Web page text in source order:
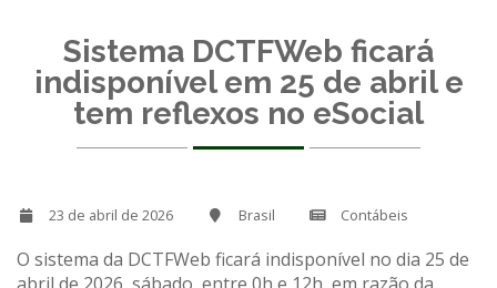
Sistema DCTFWeb ficará
indisponível em 25 de abril e
tem reflexos no eSocial
23 de abril de 2026 Brasil Contábeis
O sistema da DCTFWeb ficará indisponível no dia 25 de